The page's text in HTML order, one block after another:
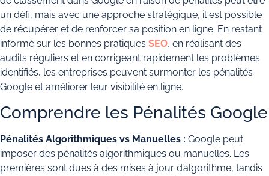
un défi, mais avec une approche stratégique, il est possible
de récupérer et de renforcer sa position en ligne. En restant
informé sur les bonnes pratiques SEO, en réalisant des
audits réguliers et en corrigeant rapidement les problèmes
identifiés, les entreprises peuvent surmonter les pénalités
Google et améliorer leur visibilité en ligne.
Comprendre les Pénalités Google
Pénalités Algorithmiques vs Manuelles : Google peut
imposer des pénalités algorithmiques ou manuelles. Les
premières sont dues à des mises à jour d’algorithme, tandis